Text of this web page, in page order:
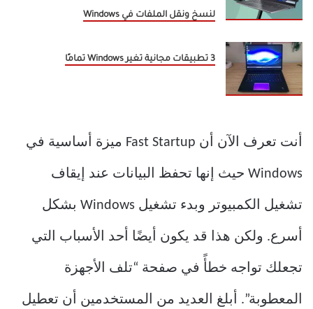
لنسخ ونقل الملفات في Windows
3 تطبيقات مجانية تغير Windows تمامًا
أنت تعرف الآن أن Fast Startup ميزة أساسية في
Windows حيث إنها تحفظ البيانات عند إيقاف
تشغيل الكمبيوتر وبدء تشغيل Windows بشكل
أسرع. ولكن هذا قد يكون أيضًا أحد الأسباب التي
تجعلك تواجه خطأً في صفحة “تلف الأجهزة
المعطوبة”. أبلغ العديد من المستخدمين أن تعطيل